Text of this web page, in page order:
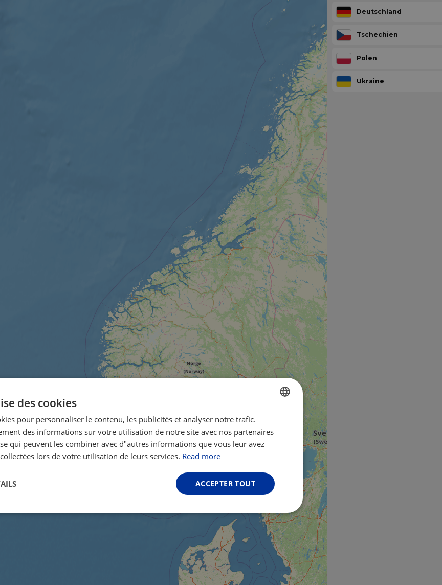
Deutschland
Tschechien
Polen
Ukraine
FRENCH
des cookies
pour personnaliser le contenu, les publicités et analyser notre trafic.
des informations sur votre utilisation de notre site avec nos partenaires
qui peuvent les combiner avec d"autres informations que vous leur avez
lors de votre utilisation de leurs services. Read more
ACCEPTER TOUT
Performance Ciblage Fonctionnalité Non classifiés